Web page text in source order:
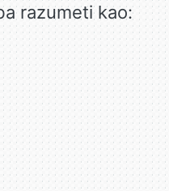
razumeti kao: